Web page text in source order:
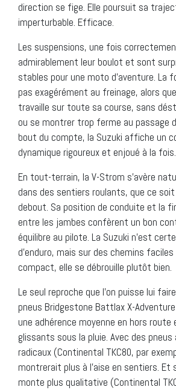
direction se fige. Elle poursuit sa
imperturbable. Efficace.
Les suspensions, une fois
admirablement leur boulot et sont
stables pour une moto d’aventure. La
pas exagérément au freinage, alors
travaille sur toute sa course, sans
ou se montrer trop ferme au passage
bout du compte, la Suzuki affiche un
dynamique rigoureux et enjoué à la fois.
En tout-terrain, la V-Strom s’avère
dans des sentiers roulants, que ce
debout. Sa position de conduite et la
entre les jambes confèrent un bon
équilibre au pilote. La Suzuki n’est
d’enduro, mais sur des chemins
compact, elle se débrouille plutôt bien.
Le seul reproche que l’on puisse lui
pneus Bridgestone Battlax X-
une adhérence moyenne en hors
glissants sous la pluie. Avec des
radicaux (Continental TKC80, par
montrerait plus à l’aise en sentiers. Et
monte plus qualitative (Continental